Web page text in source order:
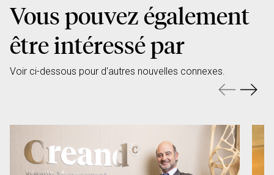
Vous pouvez également
être intéressé par
Voir ci-dessous pour d'autres nouvelles connexes.